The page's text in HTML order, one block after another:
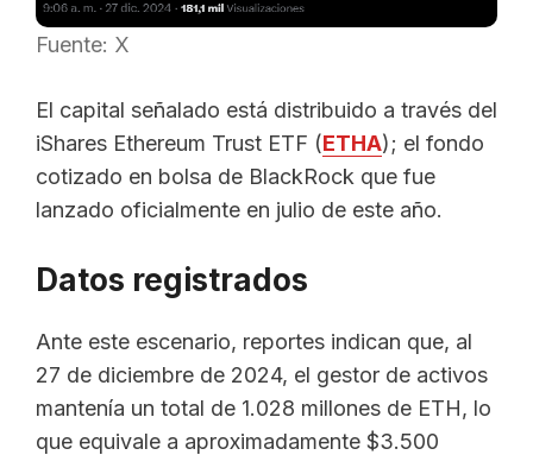
Fuente: X
El capital señalado está distribuido a través del
iShares Ethereum Trust ETF (ETHA); el fondo
cotizado en bolsa de BlackRock que fue
lanzado oficialmente en julio de este año.
Datos registrados
Ante este escenario, reportes indican que, al
27 de diciembre de 2024, el gestor de activos
mantenía un total de 1.028 millones de ETH, lo
que equivale a aproximadamente $3.500